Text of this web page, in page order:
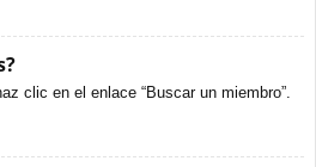
clic en el enlace “Buscar un miembro”.